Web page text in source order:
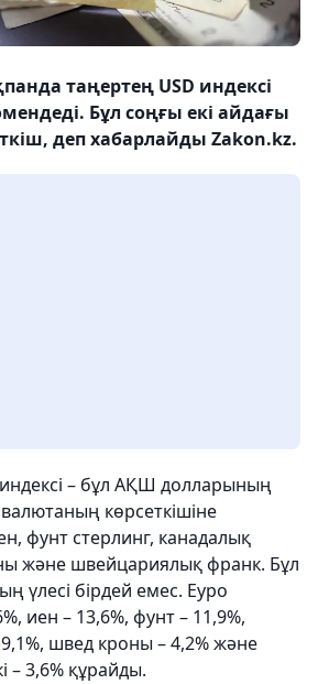
таңертең USD индексі
Бұл соңғы екі айдағы
деп хабарлайды Zakon.kz.
индексі – бұл АҚШ долларының
валютаның көрсеткішіне
фунт стерлинг, канадалық
және швейцариялық франк. Бұл
үлесі бірдей емес. Еуро
иен – 13,6%, фунт – 11,9%,
швед кроны – 4,2% және
3,6% құрайды.